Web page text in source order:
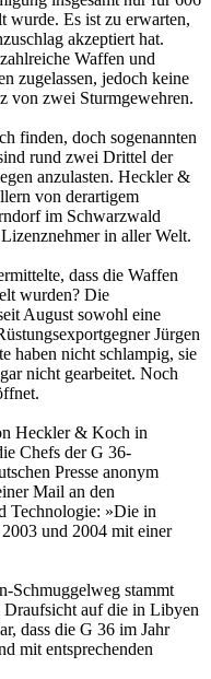
wurde. Es ist zu erwarten,
akzeptiert hat.
Waffen und
zugelassen, jedoch keine
von zwei Sturmgewehren.
finden, doch sogenannten
rund zwei Drittel der
anzulasten. Heckler &
von derartigem
im Schwarzwald
in aller Welt.
dass die Waffen
wurden? Die
August sowohl eine
Jürgen
haben nicht schlampig, sie
nicht gearbeitet. Noch
Heckler & Koch in
Chefs der G 36-
Presse anonym
Mail an den
Technologie: »Die in
und 2004 mit einer
Schmuggelweg stammt
auf die in Libyen
dass die G 36 im Jahr
mit entsprechenden